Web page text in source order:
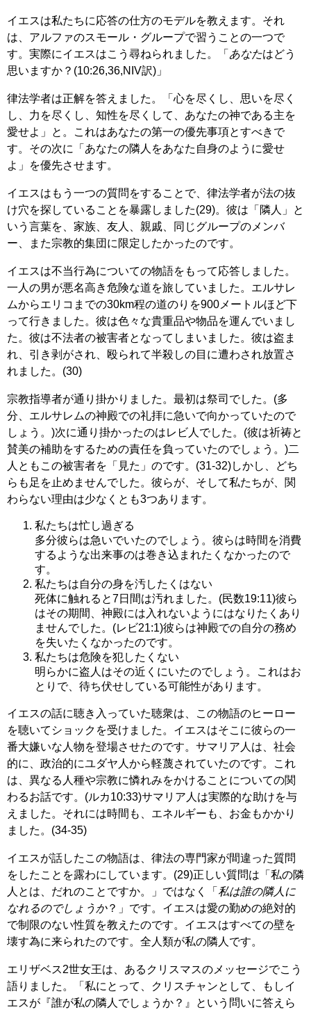
イエスは私たちに応答の仕方のモデルを教えます。それ
は、アルファのスモール・グループで習うことの一つで
す。実際にイエスはこう尋ねられました。「 あなたはどう
思いますか？(10:26,36,NIV訳)」
律法学者は正解を答えました。「心を尽くし、思いを尽く
し、力を尽くし、知性を尽くして、あなたの神である主を
愛せよ」と。これはあなたの第一の優先事項とすべきで
す。その次に「あなたの隣人をあなた自身のように愛せ
よ」を優先させます。
イエスはもう一つの質問をすることで、律法学者が法の抜
け穴を探していることを暴露しました(29)。彼は「隣人」と
いう言葉を、家族、友人、親戚、同じグループのメンバ
ー、また宗教的集団に限定したかったのです。
イエスは不当行為についての物語をもって応答しました。
一人の男が悪名高き危険な道を旅していました。エルサレ
ムからエリコまでの30km程の道のりを900メートルほど下
って行きました。彼は色々な貴重品や物品を運んでいまし
た。彼は不法者の被害者となってしまいました。彼は盗ま
れ、引き剥がされ、殴られて半殺しの目に遭わされ放置さ
れました。(30)
宗教指導者が通り掛かりました。最初は祭司でした。(多
分、エルサレムの神殿での礼拝に急いで向かっていたので
しょう。)次に通り掛かったのはレビ人でした。(彼は祈祷と
賛美の補助をするための責任を負っていたのでしょう。)二
人ともこの被害者を「見た」のです。(31-32)しかし、どち
らも足を止めませんでした。彼らが、そして私たちが、関
わらない理由は少なくとも3つあります。
私たちは忙し過ぎる
多分彼らは急いでいたのでしょう。彼らは時間を消費
するような出来事のは巻き込まれたくなかったので
す。
私たちは自分の身を汚したくはない
死体に触れると7日間は汚れました。(民数19:11)彼ら
はその期間、神殿には入れないようにはなりたくあり
ませんでした。(レビ21:1)彼らは神殿での自分の務め
を失いたくなかったのです。
私たちは危険を犯したくない
明らかに盗人はその近くにいたのでしょう。これはお
とりで、待ち伏せしている可能性があります。
イエスの話に聴き入っていた聴衆は、この物語のヒーロー
を聴いてショックを受けました。イエスはそこに彼らの一
番大嫌いな人物を登場させたのです。サマリア人は、社会
的に、政治的にユダヤ人から軽蔑されていたのです。これ
は、異なる人種や宗教に憐れみをかけることについての関
わるお話です。(ルカ10:33)サマリア人は実際的な助けを与
えました。それには時間も、エネルギーも、お金もかかり
ました。(34-35)
イエスが話したこの物語は、律法の専門家が間違った質問
をしたことを露わにしています。(29)正しい質問は「私の隣
人とは、だれのことですか。」ではなく「 私は誰の隣人に
なれるのでしょうか？」です。イエスは愛の勤めの絶対的
で制限のない性質を教えたのです。イエスはすべての壁を
壊す為に来られたのです。全人類が私の隣人です。
エリザベス2世女王は、あるクリスマスのメッセージでこう
語りました。「私にとって、クリスチャンとして、もしイ
エスが『誰が私の隣人でしょうか？』という問いに答えら